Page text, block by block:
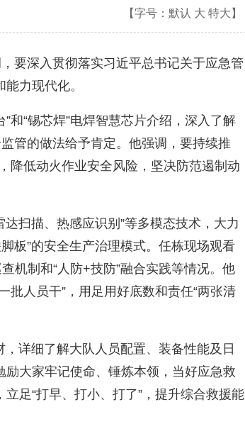
【字号： 默认 大 特大 】
深入贯彻落实习近平总书记关于应急管
力现代化。
“锡芯焊”电焊智慧芯片介绍，深入了解
管的做法给予肯定。他强调，要持续推
降低动火作业安全风险，坚决防范遏制动
扫描、热感应识别”等多模态技术，大力
板”的安全生产治理模式。任栋现场观看
机制和“人防+技防”融合实践等情况。他
人员干”，用足用好底数和责任“两张清
详细了解大队人员配置、装备性能及日
大家牢记使命、锤炼本领，当好应急救
足“打早、打小、打了”，提升综合救援能